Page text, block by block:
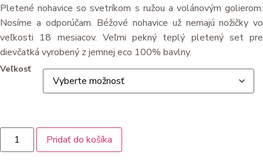
Pletené nohavice so svetríkom s ružou a volánovým golierom.
Nosíme a odporúčam. Béžové nohavice už nemajú nožičky vo
veľkosti 18 mesiacov. Veľmi pekný teplý pletený set pre
dievčatká vyrobený z jemnej eco 100% bavlny.
Veľkosť
Pridať do košíka